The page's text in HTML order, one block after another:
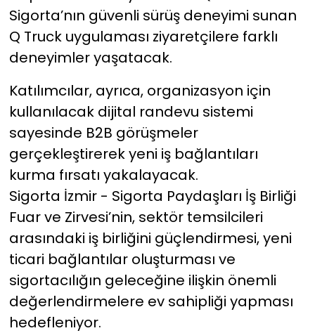
Sigorta’nın güvenli sürüş deneyimi sunan
Q Truck uygulaması ziyaretçilere farklı
deneyimler yaşatacak.
Katılımcılar, ayrıca, organizasyon için
kullanılacak dijital randevu sistemi
sayesinde B2B görüşmeler
gerçekleştirerek yeni iş bağlantıları
kurma fırsatı yakalayacak.
Sigorta İzmir - Sigorta Paydaşları İş Birliği
Fuar ve Zirvesi’nin, sektör temsilcileri
arasındaki iş birliğini güçlendirmesi, yeni
ticari bağlantılar oluşturması ve
sigortacılığın geleceğine ilişkin önemli
değerlendirmelere ev sahipliği yapması
hedefleniyor.